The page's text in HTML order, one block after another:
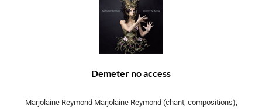
Demeter no access
Marjolaine Reymond Marjolaine Reymond (chant, compositions),